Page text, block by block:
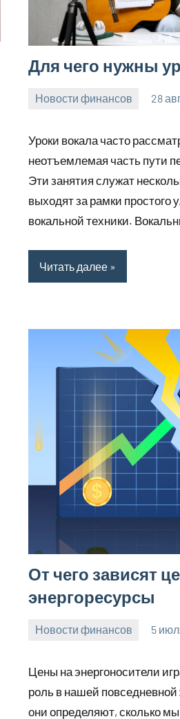
Для чего нужны
Новости финансов 28
Уроки вокала часто
неотъемлемая часть пути
Эти занятия служат
выходят за рамки простого
вокальной техники.
Читать далее
От чего зависят
энергоресурсы
Новости финансов 5
Цены на энергоносители
роль в нашей повседневной
они определяют, сколько